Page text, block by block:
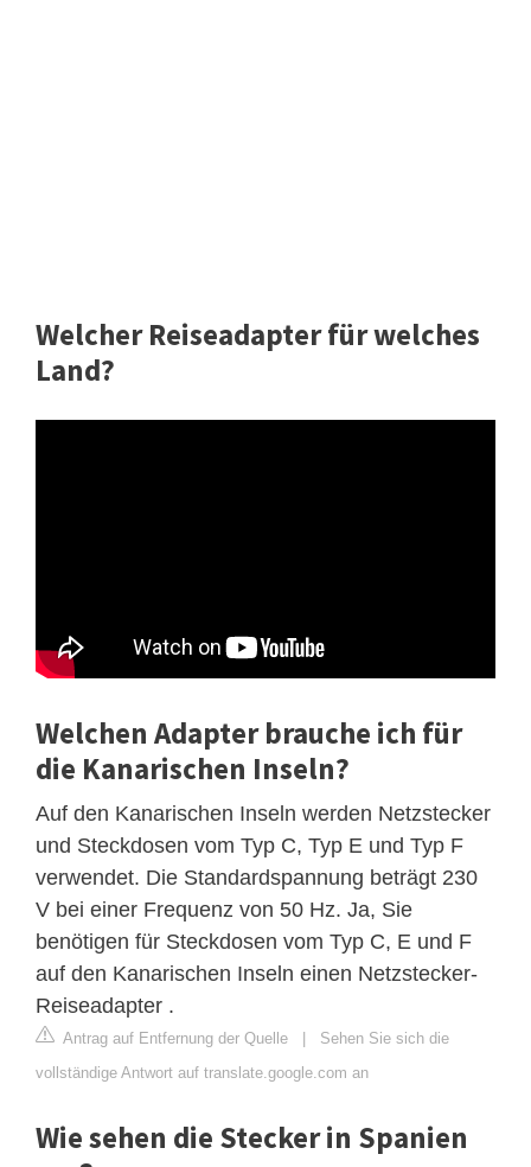
Welcher Reiseadapter für welches
Land?
Welchen Adapter brauche ich für
die Kanarischen Inseln?
Auf den Kanarischen Inseln werden Netzstecker
und Steckdosen vom Typ C, Typ E und Typ F
verwendet. Die Standardspannung beträgt 230
V bei einer Frequenz von 50 Hz. Ja, Sie
benötigen für Steckdosen vom Typ C, E und F
auf den Kanarischen Inseln einen Netzstecker-
Reiseadapter .
Antrag auf Entfernung der Quelle | Sehen Sie sich die
vollständige Antwort auf translate.google.com an
Wie sehen die Stecker in Spanien